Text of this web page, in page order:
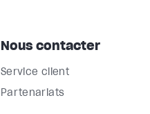
Nous contacter
Service client
Partenariats